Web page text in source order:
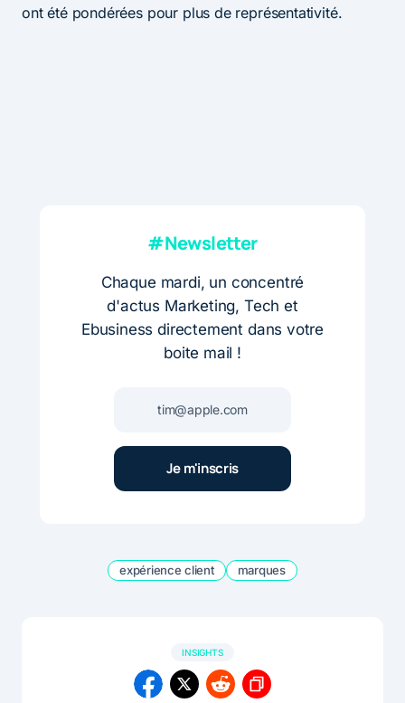
ont été pondérées pour plus de représentativité.
#Newsletter
Chaque mardi, un concentré
d'actus Marketing, Tech et
Ebusiness directement dans votre
boite mail !
expérience client marques
INSIGHTS